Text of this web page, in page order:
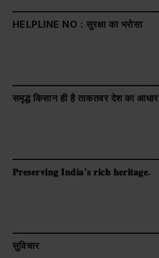
HELPLINE NO : सुरक्षा का भरोसा
समृद्ध किसान ही है ताकतवर देश का आधार
𝐏𝐫𝐞𝐬𝐞𝐫𝐯𝐢𝐧𝐠 𝐈𝐧𝐝𝐢𝐚’𝐬 𝐫𝐢𝐜𝐡 𝐡𝐞𝐫𝐢𝐭𝐚𝐠𝐞.
सुविचार